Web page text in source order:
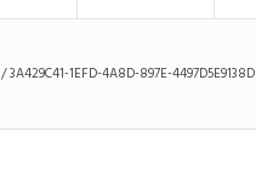
/3A429C41-1EFD-4A8D-897E-4497D5E9138D